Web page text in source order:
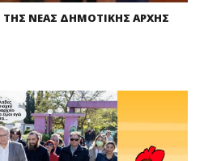
ΝΕΑΣ ΔΗΜΟΤΙΚΗΣ ΑΡΧΗΣ